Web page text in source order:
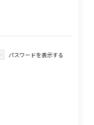
パスワードを表示する